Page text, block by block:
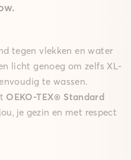
tegen vlekken en water
licht genoeg om zelfs XL-
te wassen.
OEKO-TEX® Standard
je gezin en met respect